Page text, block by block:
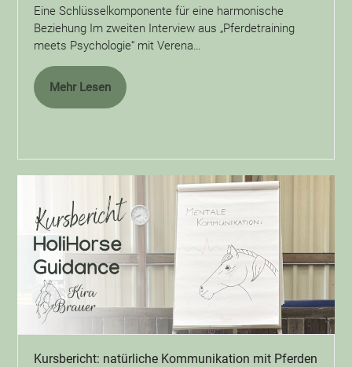
Eine Schlüsselkomponente für eine harmonische
Beziehung Im zweiten Interview aus „Pferdetraining
meets Psychologie“ mit Verena…
Mehr Lesen
Kursbericht: natürliche Kommunikation mit Pferden